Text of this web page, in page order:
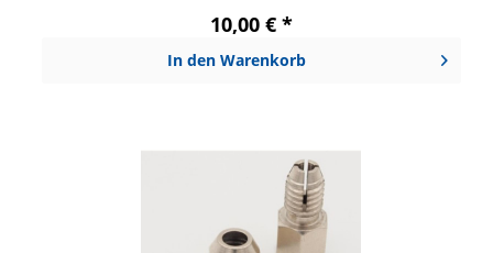
10,00 € *
In den Warenkorb